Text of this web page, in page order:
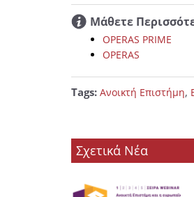
Μάθετε
OPERAS PRIME
OPERAS
Tags: Ανοικτή Επιστήμη,
Σχετικά Νέα